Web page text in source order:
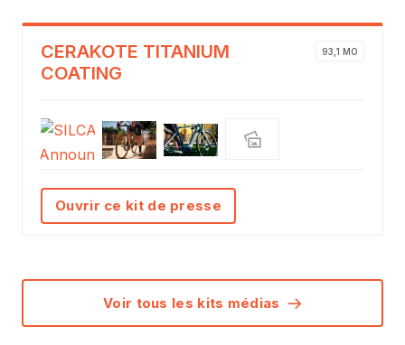
CERAKOTE TITANIUM
COATING
93,1 MO
Ouvrir ce kit de presse
Voir tous les kits médias